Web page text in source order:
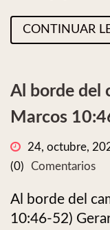
CONTINUAR
Al borde del
Marcos
24, octubre,
(0)
Comentarios
Al borde del
10:46-52)